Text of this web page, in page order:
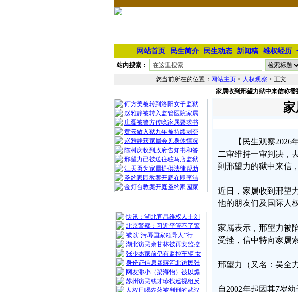
网站首页 民生简介 民生动态 新闻稿 维权经历
站内搜索：
您当前所在的位置： 网站主页 > 人权观察 > 正文
何方美被转到洛阳女子监狱
赵雅静被转入监管医院家属
庄磊被警方传唤家属要求书
黄云敏入狱九年被持续剥夺
赵雅静获家属会见身体情况
陈树庆收到政府告知书和答
邢望力已被送往驻马店监狱
江天勇为家属提供法律帮助
圣约家园教案开庭在即李洁
金灯台教案开庭圣约家园家
快讯：湖北宜昌维权人士刘
北京警察：习近平管不了警
被以“污辱国家领导人”行
湖北访民余甘林被再安监控
张少杰家前仍有监控车辆 女
身份证信息暴露河北访民张
网友渺小（梁海怡）被以煽
苏州访民钱才珍找巡视组反
人权日喝农药被判刑的武汉
家属收到邢望力狱中来信称需
【民生观察
二审维持一审判决，
到邢望力的狱中来信
近日，家属收到邢望
他的朋友们及国际人
家属表示，邢望力被
受挫，信中特向家属
邢望力（又名：吴全
自2002年起因其7岁